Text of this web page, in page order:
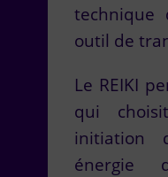
technique
outil de
Le REIKI
qui
initiation
énergie